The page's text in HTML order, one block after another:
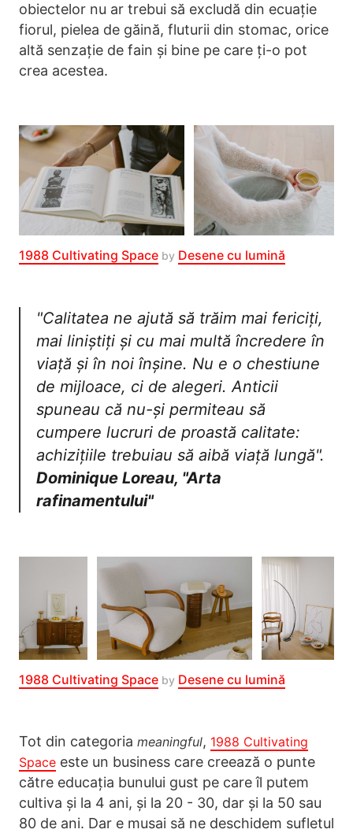
obiectelor nu ar trebui să excludă din ecuație
fiorul, pielea de găină, fluturii din stomac, orice
altă senzație de fain și bine pe care ți-o pot
crea acestea.
1988 Cultivating Space by Desene cu lumină
"Calitatea ne ajută să trăim mai fericiți,
mai liniștiți și cu mai multă încredere în
viață și în noi înșine. Nu e o chestiune
de mijloace, ci de alegeri. Anticii
spuneau că nu-și permiteau să
cumpere lucruri de proastă calitate:
achizițiile trebuiau să aibă viață lungă".
Dominique Loreau, "Arta
rafinamentului"
1988 Cultivating Space by Desene cu lumină
Tot din categoria meaningful, 1988 Cultivating
Space este un business care creează o punte
către educația bunului gust pe care îl putem
cultiva și la 4 ani, și la 20 - 30, dar și la 50 sau
80 de ani. Dar e musai să ne deschidem sufletul